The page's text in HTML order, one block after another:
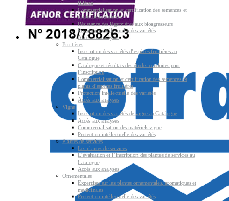
filières
Commercialisation et certification des semences et
plants de légumières
Résistance des légumières aux bioagresseurs
Protection intellectuelle des variétés
Accès aux analyses
Fruitières
Inscription des variétés d’espèces fruitières au
Catalogue
Catalogue et résultats des études conduites pour
l’inscription
Commercialisation et certification des semences &
plants d’espèces fruitières
Protection intellectuelle des variétés
Accès aux analyses
Vigne
Inscription des variétés de vigne au Catalogue
Accès aux analyses
Commercialisation des matériels vigne
Protection intellectuelle des variétés
Plantes de services
Les plantes de services
L’évaluation et l’inscription des plantes de services au
Catalogue
Accès aux analyses
Ornementales
Expertises sur les plantes ornementales, aromatiques et
médicinales
Protection intellectuelle des variétés